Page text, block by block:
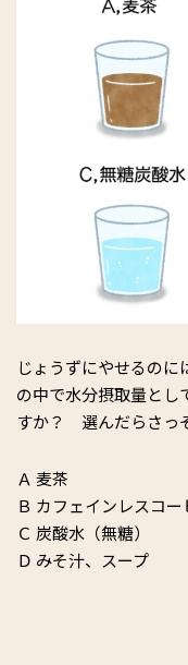
人たちが“おデブ習
『どうしてもヤセら
たらみるみる10kgヤ
エットコーチEICOの
じょうずにやせるの
の中で水分摂取量とし
すか？ 選んだらさっ
Ａ 麦茶
Ｂ カフェインレスコー
Ｃ 炭酸水（無糖）
Ｄ みそ汁、スープ